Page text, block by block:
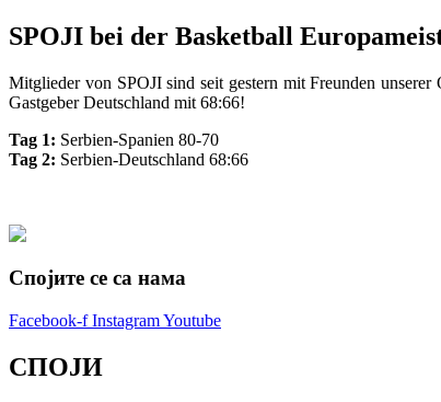
SPOJI bei der Basketball
Mitglieder von SPOJI sind seit gestern mit Freunden
Gastgeber Deutschland mit 68:66!
Tag 1: Serbien-Spanien 80-70
Tag 2: Serbien-Deutschland 68:66
Спојите се са нама
Facebook-f InstagramYoutube
СПОЈИ